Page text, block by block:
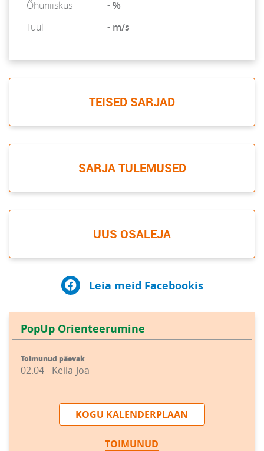
Õhuniiskus
- %
Tuul
- m/s
TEISED SARJAD
SARJA TULEMUSED
UUS OSALEJA
Leia meid Facebookis
PopUp Orienteerumine
Toimunud päevak
02.04 - Keila-Joa
KOGU KALENDERPLAAN
TOIMUNUD